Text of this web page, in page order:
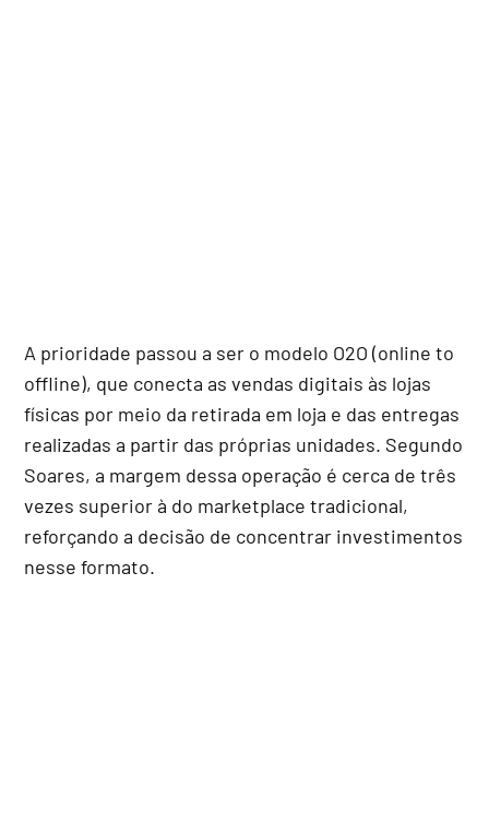
A prioridade passou a ser o modelo O2O (online to
offline), que conecta as vendas digitais às lojas
físicas por meio da retirada em loja e das entregas
realizadas a partir das próprias unidades. Segundo
Soares, a margem dessa operação é cerca de três
vezes superior à do marketplace tradicional,
reforçando a decisão de concentrar investimentos
nesse formato.